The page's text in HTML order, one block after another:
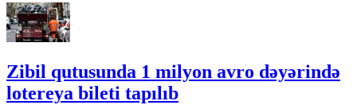
Zibil qutusunda 1 milyon avro dəyərində
lotereya bileti tapılıb